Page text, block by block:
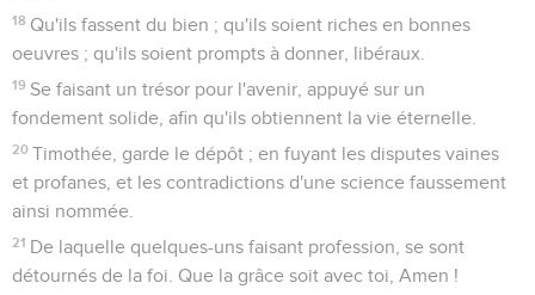
18 Qu'ils fassent du bien ; qu'ils soient riches en bonnes
oeuvres ; qu'ils soient prompts à donner, libéraux.
19 Se faisant un trésor pour l'avenir, appuyé sur un
fondement solide, afin qu'ils obtiennent la vie éternelle.
20 Timothée, garde le dépôt ; en fuyant les disputes vaines
et profanes, et les contradictions d'une science faussement
ainsi nommée.
21 De laquelle quelques-uns faisant profession, se sont
détournés de la foi. Que la grâce soit avec toi, Amen !